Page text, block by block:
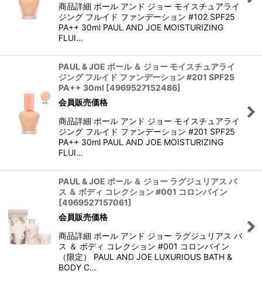
商品詳細 ポール アンド ジョー モイスチュアライ
ジング フルイド ファンデーション #102 SPF25
PA++ 30ml PAUL AND JOE MOISTURIZING
FLUI…
PAUL & JOE ポール ＆ ジョー モイスチュアライ
ジング フルイド ファンデーション #201 SPF25
PA++ 30ml [4969527152486]
会員販売価格
商品詳細 ポール アンド ジョー モイスチュアライ
ジング フルイド ファンデーション #201 SPF25
PA++ 30ml PAUL AND JOE MOISTURIZING
FLUI…
PAUL & JOE ポール ＆ ジョー ラグジュリアス バ
ス ＆ ボディ コレクション #001 コロンバイン
[4969527157061]
会員販売価格
商品詳細 ポール アンド ジョー ラグジュリアス バ
ス ＆ ボディ コレクション #001 コロンバイン
（限定） PAUL AND JOE LUXURIOUS BATH &
BODY C…